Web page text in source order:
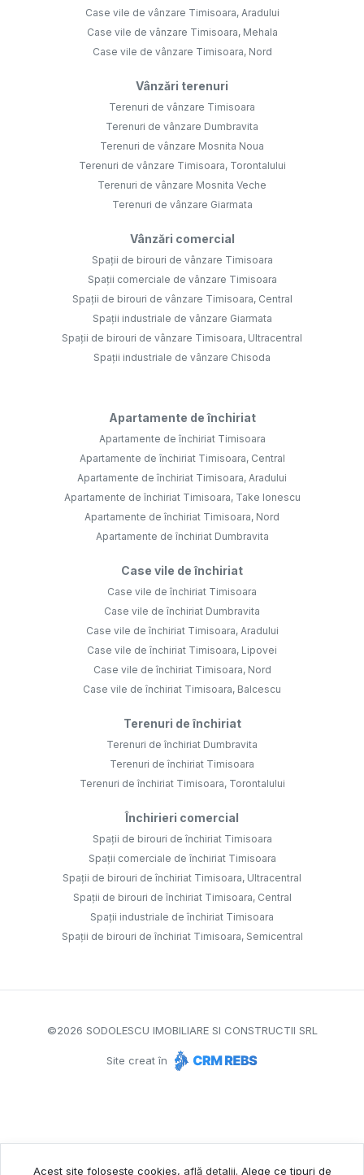
Case vile de vânzare Timisoara, Aradului
Case vile de vânzare Timisoara, Mehala
Case vile de vânzare Timisoara, Nord
Vânzări terenuri
Terenuri de vânzare Timisoara
Terenuri de vânzare Dumbravita
Terenuri de vânzare Mosnita Noua
Terenuri de vânzare Timisoara, Torontalului
Terenuri de vânzare Mosnita Veche
Terenuri de vânzare Giarmata
Vânzări comercial
Spații de birouri de vânzare Timisoara
Spații comerciale de vânzare Timisoara
Spații de birouri de vânzare Timisoara, Central
Spații industriale de vânzare Giarmata
Spații de birouri de vânzare Timisoara, Ultracentral
Spații industriale de vânzare Chisoda
Apartamente de închiriat
Apartamente de închiriat Timisoara
Apartamente de închiriat Timisoara, Central
Apartamente de închiriat Timisoara, Aradului
Apartamente de închiriat Timisoara, Take Ionescu
Apartamente de închiriat Timisoara, Nord
Apartamente de închiriat Dumbravita
Case vile de închiriat
Case vile de închiriat Timisoara
Case vile de închiriat Dumbravita
Case vile de închiriat Timisoara, Aradului
Case vile de închiriat Timisoara, Lipovei
Case vile de închiriat Timisoara, Nord
Case vile de închiriat Timisoara, Balcescu
Terenuri de închiriat
Terenuri de închiriat Dumbravita
Terenuri de închiriat Timisoara
Terenuri de închiriat Timisoara, Torontalului
Închirieri comercial
Spații de birouri de închiriat Timisoara
Spații comerciale de închiriat Timisoara
Spații de birouri de închiriat Timisoara, Ultracentral
Spații de birouri de închiriat Timisoara, Central
Spații industriale de închiriat Timisoara
Spații de birouri de închiriat Timisoara, Semicentral
©2026 SODOLESCU IMOBILIARE SI CONSTRUCTII SRL
Site creat în
Acest site folosește cookies, află detalii. Alege ce tipuri de